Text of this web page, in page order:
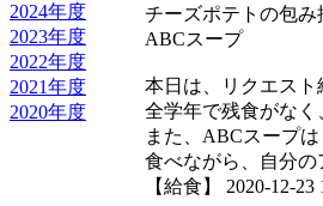
2024年度
2023年度
2022年度
2021年度
2020年度
チーズポテトの包み
ABCスープ
本日は、リクエスト
全学年で残食がなく
また、ABCスープ
食べながら、自分の
【給食】 2020-12-23